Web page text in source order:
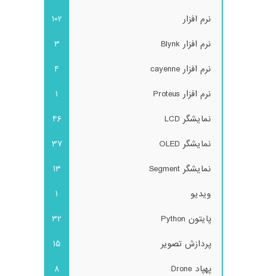
نرم افزار
102
نرم افزار Blynk
3
نرم افزار cayenne
4
نرم افزار Proteus
1
نمایشگر LCD
46
نمایشگر OLED
37
نمایشگر Segment
13
ویدیو
1
پایتون Python
32
پردازش تصویر
15
پهپاد Drone
8